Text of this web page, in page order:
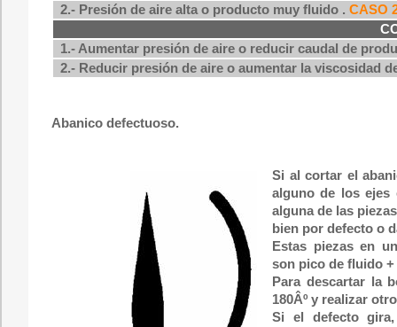
2.- Presión de aire alta o producto muy fluido . CASO
1.- Aumentar presión de aire o reducir caudal de
2.- Reducir presión de aire o aumentar la viscosidad
Abanico defectuoso.
Si al cortar el
alguno de los ejes
alguna de las
bien por defecto o
Estas piezas en
son pico de fluido
Para descartar la
180Âº y realizar
Si el defecto